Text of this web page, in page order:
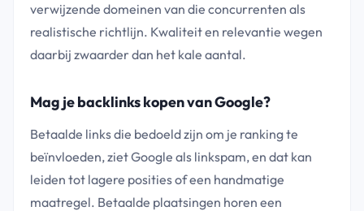
verwijzende domeinen van die concurrenten als
realistische richtlijn. Kwaliteit en relevantie wegen
daarbij zwaarder dan het kale aantal.
Mag je backlinks kopen van Google?
Betaalde links die bedoeld zijn om je ranking te
beïnvloeden, ziet Google als linkspam, en dat kan
leiden tot lagere posities of een handmatige
maatregel. Betaalde plaatsingen horen een